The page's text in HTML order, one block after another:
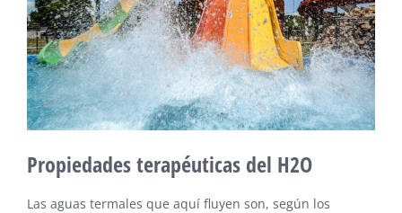
Propiedades terapéuticas del H2O
Las aguas termales que aquí fluyen son, según los